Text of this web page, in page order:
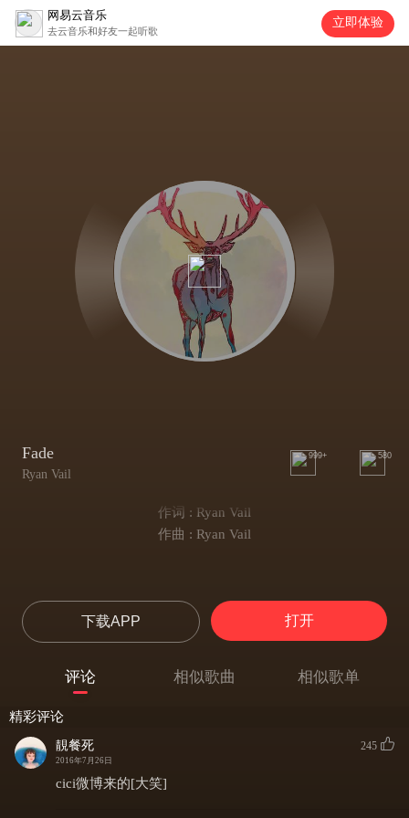
网易云音乐
去云音乐和好友一起听歌
立即体验
Fade
Ryan Vail
999+ 580
作词 : Ryan Vail
作曲 : Ryan Vail
下载APP 打开
评论 相似歌曲 相似歌单
精彩评论
靚餐死
2016年7月26日
245
cici微博来的[大笑]